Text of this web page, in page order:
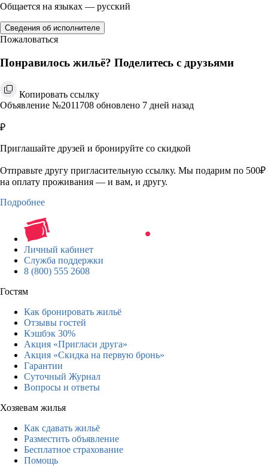
Общается на языках — русский
Сведения об исполнителе
Пожаловаться
Понравилось жильё? Поделитесь с друзьями
Копировать ссылку
Объявление №2011708 обновлено 7 дней назад
₽
Приглашайте друзей и бронируйте со скидкой
Отправьте другу пригласительную ссылку. Мы подарим по 500₽
на оплату проживания — и вам, и другу.
Подробнее
Личный кабинет
Служба поддержки
8 (800) 555 2608
Гостям
Как бронировать жильё
Отзывы гостей
Кэшбэк 30%
Акция «Пригласи друга»
Акция «Скидка на первую бронь»
Гарантии
Суточный Журнал
Вопросы и ответы
Хозяевам жилья
Как сдавать жильё
Разместить объявление
Бесплатное страхование
Помощь